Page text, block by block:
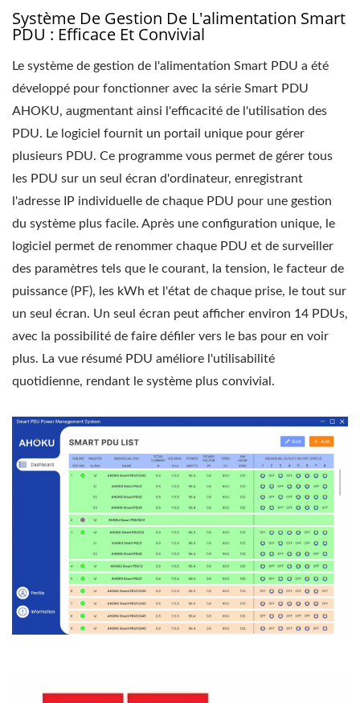
Système De Gestion De L'alimentation Smart
PDU : Efficace Et Convivial
Le système de gestion de l'alimentation Smart PDU a été
développé pour fonctionner avec la série Smart PDU
AHOKU, augmentant ainsi l'efficacité de l'utilisation des
PDU. Le logiciel fournit un portail unique pour gérer
plusieurs PDU. Ce programme vous permet de gérer tous
les PDU sur un seul écran d'ordinateur, enregistrant
l'adresse IP individuelle de chaque PDU pour une gestion
du système plus facile. Après une configuration unique, le
logiciel permet de renommer chaque PDU et de surveiller
des paramètres tels que le courant, la tension, le facteur de
puissance (PF), les kWh et l'état de chaque prise, le tout sur
un seul écran. Un seul écran peut afficher environ 14 PDUs,
avec la possibilité de faire défiler vers le bas pour en voir
plus. La vue résumé PDU améliore l'utilisabilité
quotidienne, rendant le système plus convivial.